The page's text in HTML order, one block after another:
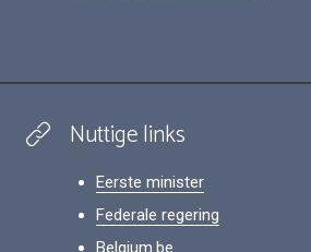
Nuttige links
Eerste minister
Federale regering
Belgium.be